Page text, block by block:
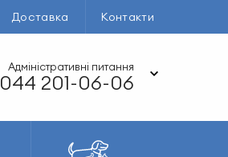
Доставка Контакти
Адміністративні питання
044 201-06-06